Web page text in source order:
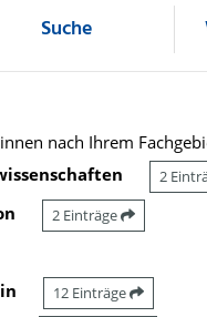
Suche
nach Ihrem
2
2 Einträge
12 Einträge